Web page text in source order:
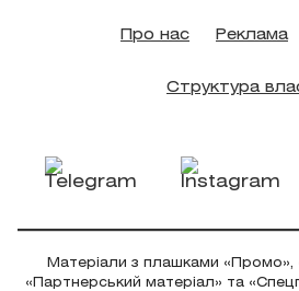
Про нас Реклама
Структура
Матеріали з плашками «Промо»,
«Партнерський матеріал» та